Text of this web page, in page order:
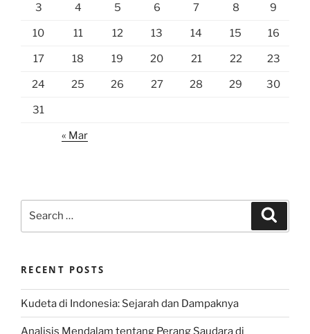
3 4 5 6 7 8 9
10 11 12 13 14 15 16
17 18 19 20 21 22 23
24 25 26 27 28 29 30
31
« Mar
RECENT POSTS
Kudeta di Indonesia: Sejarah dan Dampaknya
Analisis Mendalam tentang Perang Saudara di